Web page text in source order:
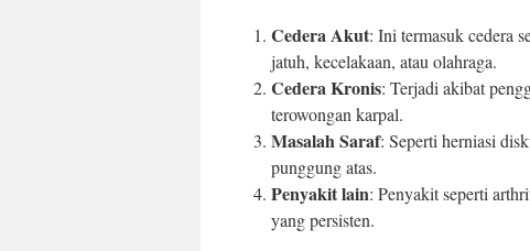
Cedera Akut: Ini termasuk cedera
jatuh, kecelakaan, atau olahraga.
Cedera Kronis: Terjadi akibat
terowongan karpal.
Masalah Saraf: Seperti herniasi
punggung atas.
Penyakit lain: Penyakit seperti
yang persisten.